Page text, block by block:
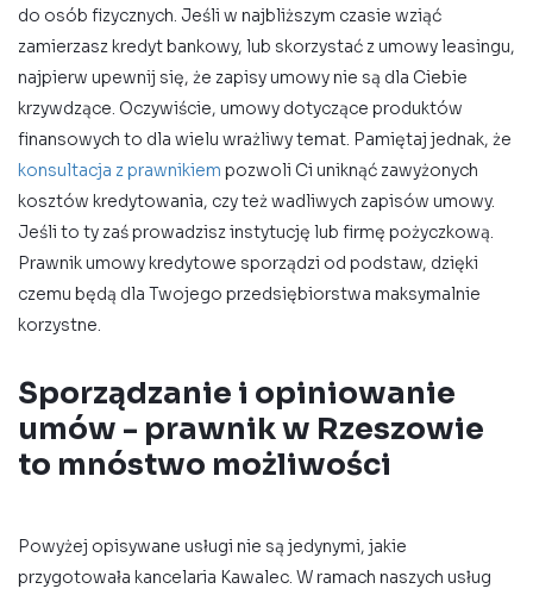
do osób fizycznych. Jeśli w najbliższym czasie wziąć
zamierzasz kredyt bankowy, lub skorzystać z umowy leasingu,
najpierw upewnij się, że zapisy umowy nie są dla Ciebie
krzywdzące. Oczywiście, umowy dotyczące produktów
finansowych to dla wielu wrażliwy temat. Pamiętaj jednak, że
konsultacja z prawnikiem pozwoli Ci uniknąć zawyżonych
kosztów kredytowania, czy też wadliwych zapisów umowy.
Jeśli to ty zaś prowadzisz instytucję lub firmę pożyczkową.
Prawnik umowy kredytowe sporządzi od podstaw, dzięki
czemu będą dla Twojego przedsiębiorstwa maksymalnie
korzystne.
Sporządzanie i opiniowanie
umów - prawnik w Rzeszowie
to mnóstwo możliwości
Powyżej opisywane usługi nie są jedynymi, jakie
przygotowała kancelaria Kawalec. W ramach naszych usług